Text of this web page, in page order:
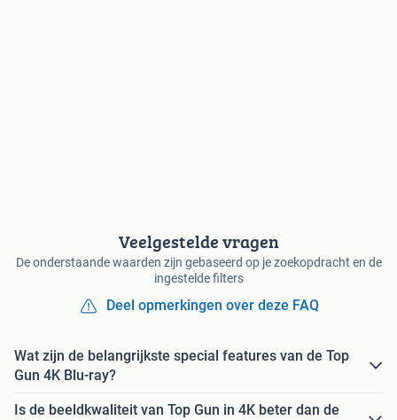
Veelgestelde vragen
De onderstaande waarden zijn gebaseerd op je zoekopdracht en de
ingestelde filters
Deel opmerkingen over deze FAQ
Wat zijn de belangrijkste special features van de Top
Gun 4K Blu-ray?
Is de beeldkwaliteit van Top Gun in 4K beter dan de